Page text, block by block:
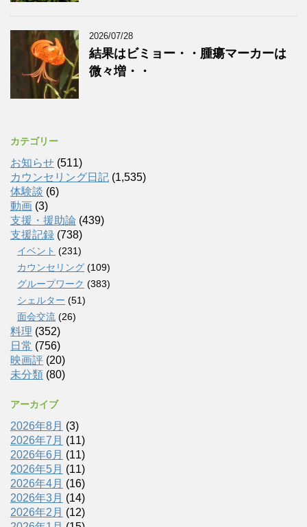
2026/07/28
結果はビミョー・・腫瘍マーカーは
微々増・・
カテゴリー
お知らせ (511)
カウンセリング日記 (1,535)
体験談 (6)
動画 (3)
支援・援助論 (439)
支援記録 (738)
イベント (231)
カウンセリング (109)
グループワーク (383)
シェルター (51)
面会交流 (26)
料理 (352)
日常 (756)
映画評 (20)
未分類 (80)
アーカイブ
2026年8月 (3)
2026年7月 (11)
2026年6月 (11)
2026年5月 (11)
2026年4月 (16)
2026年3月 (14)
2026年2月 (12)